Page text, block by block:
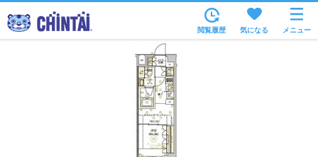
沿線・駅から
住所から
家賃相場から
通勤通学時間から
物件特集から
閲覧履歴 気になる メニュー